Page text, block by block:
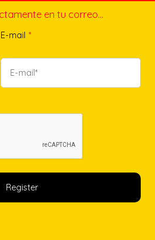
en tu correo…
E-mail *